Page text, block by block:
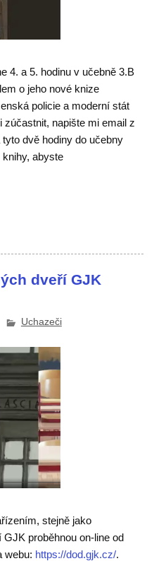
4. a 5. hodinu v učebně 3.B
o jeho nové knize
policie a moderní stát
zúčastnit, napište mi email z
dvě hodiny do učebny
abyste
dveří GJK
Uchazeči
stejně jako
proběhnou on-line od
webu: https://dod.gjk.cz/.